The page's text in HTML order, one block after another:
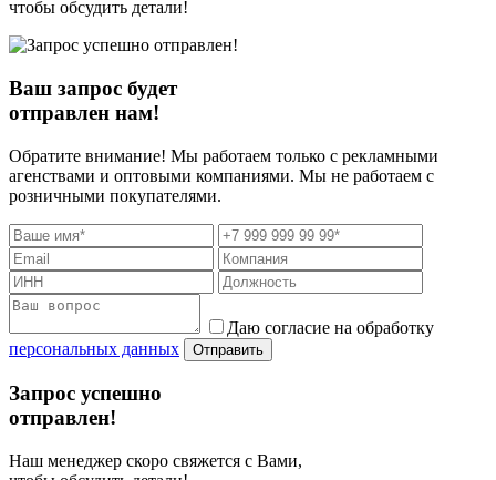
чтобы обсудить детали!
Ваш запрос будет
отправлен нам!
Обратите внимание! Мы работаем только с рекламными
агенствами и оптовыми компаниями. Мы не работаем с
розничными покупателями.
Даю согласие на обработку
персональных данных
Отправить
Запрос успешно
отправлен!
Наш менеджер скоро свяжется с Вами,